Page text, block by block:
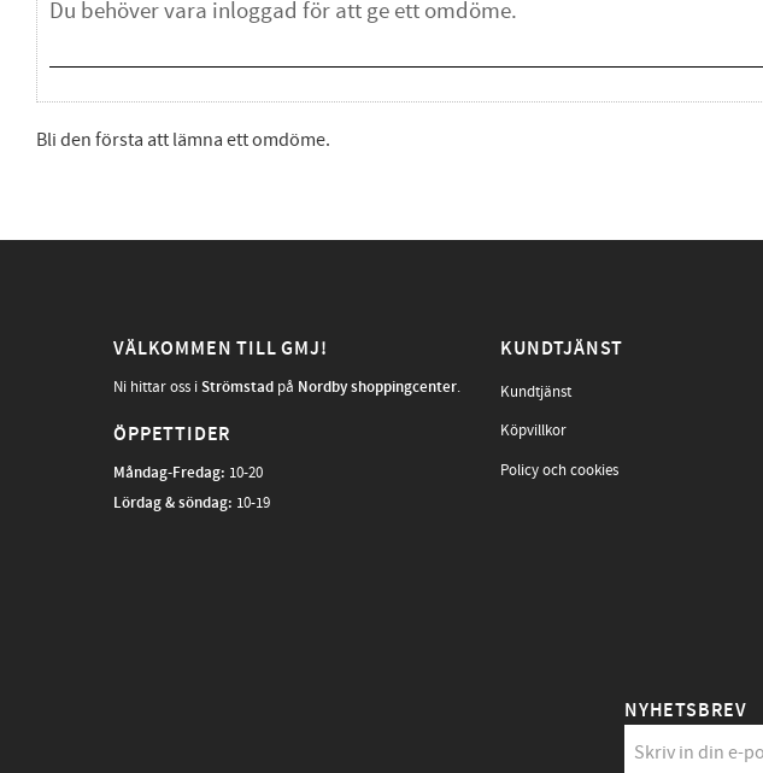
Bli den första att lämna ett omdöme.
VÄLKOMMEN TILL GMJ!
Ni hittar oss iStrömstad på Nordby shoppingcenter.
ÖPPETTIDER
Måndag-Fredag: 10-20
Lördag & söndag: 10-19
KUNDTJÄNST
Kundtjänst
Köpvillkor
Policy och cookies
NYHETSBREV